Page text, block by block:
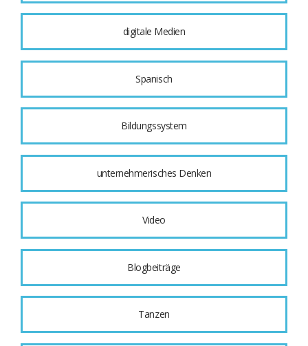
digitale Medien
Spanisch
Bildungssystem
unternehmerisches Denken
Video
Blogbeiträge
Tanzen